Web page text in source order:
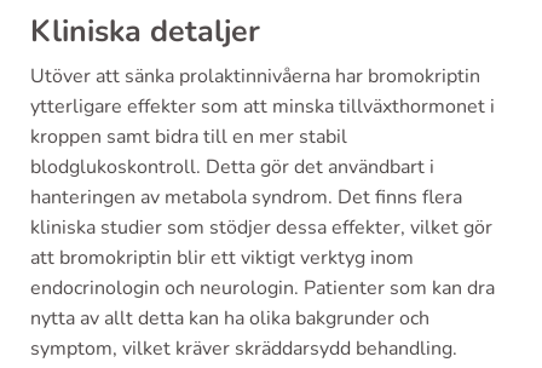
Kliniska detaljer
Utöver att sänka prolaktinnivåerna har bromokriptin
ytterligare effekter som att minska tillväxthormonet i
kroppen samt bidra till en mer stabil
blodglukoskontroll. Detta gör det användbart i
hanteringen av metabola syndrom. Det finns flera
kliniska studier som stödjer dessa effekter, vilket gör
att bromokriptin blir ett viktigt verktyg inom
endocrinologin och neurologin. Patienter som kan dra
nytta av allt detta kan ha olika bakgrunder och
symptom, vilket kräver skräddarsydd behandling.